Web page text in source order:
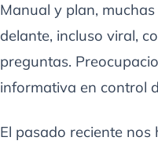
Manual y plan,
delante, incluso viral,
preguntas.
informativa en control
El pasado reciente